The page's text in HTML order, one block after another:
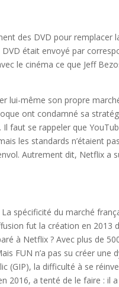
des DVD pour remplacer
était envoyé par
le cinéma ce que Jeff
lui-même son propre
ont condamné sa
faut se rappeler que
les standards n’étaient
Autrement dit, Netflix a
spécificité du marché
fut la création en 2013
à Netflix ? Avec plus de
FUN n’a pas su créer une
(GIP), la difficulté à se
2016, a tenté de le faire : il